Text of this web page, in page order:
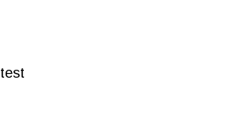
test